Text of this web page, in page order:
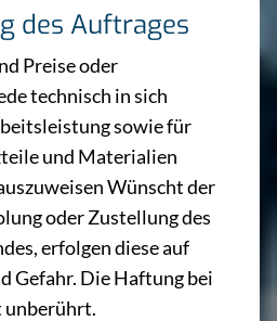
des Auftrages
Preise oder
technisch in sich
sowie für
und Materialien
Wünscht der
oder Zustellung des
erfolgen diese auf
Gefahr. Die Haftung bei
unberührt.